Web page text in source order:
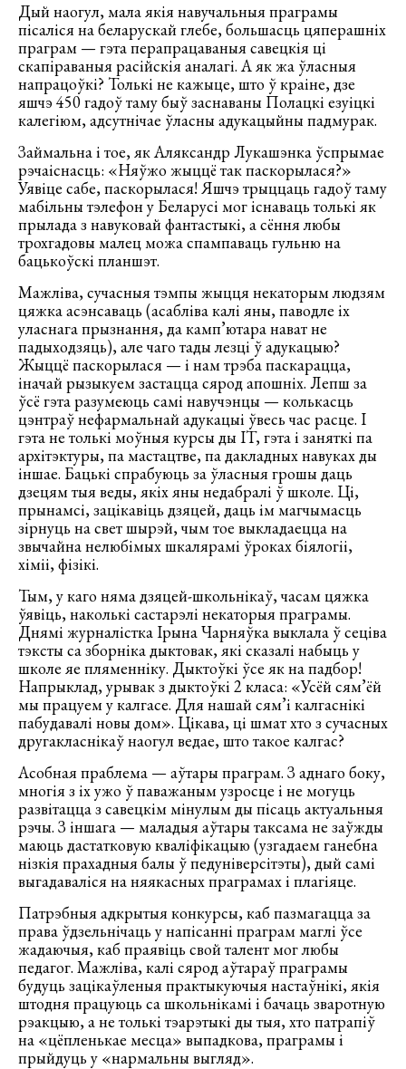
Дый наогул, мала якія навучальныя праграмы
пісаліся на беларускай глебе, большасць цяперашніх
праграм — гэта перапрацаваныя савецкія ці
скапіраваныя расійскія аналагі. А як жа ўласныя
напрацоўкі? Толькі не кажыце, што ў краіне, дзе
яшчэ 450 гадоў таму быў заснаваны Полацкі езуіцкі
калегіюм, адсутнічае ўласны адукацыйны падмурак.
Займальна і тое, як Аляксандр Лукашэнка ўспрымае
рэчаіснасць: «Няўжо жыццё так паскорылася?»
Уявіце сабе, паскорылася! Яшчэ трыццаць гадоў таму
мабільны тэлефон у Беларусі мог існаваць толькі як
прылада з навуковай фантастыкі, а сёння любы
трохгадовы малец можа спампаваць гульню на
бацькоўскі планшэт.
Мажліва, сучасныя тэмпы жыцця некаторым людзям
цяжка асэнсаваць (асабліва калі яны, паводле іх
уласнага прызнання, да камп’ютара нават не
падыходзяць), але чаго тады лезці ў адукацыю?
Жыццё паскорылася — і нам трэба паскарацца,
іначай рызыкуем застацца сярод апошніх. Лепш за
ўсё гэта разумеюць самі навучэнцы — колькасць
цэнтраў нефармальнай адукацыі ўвесь час расце. І
гэта не толькі моўныя курсы ды IT, гэта і заняткі па
архітэктуры, па мастацтве, па дакладных навуках ды
іншае. Бацькі спрабуюць за ўласныя грошы даць
дзецям тыя веды, якіх яны недабралі ў школе. Ці,
прынамсі, зацікавіць дзяцей, даць ім магчымасць
зірнуць на свет шырэй, чым тое выкладаецца на
звычайна нелюбімых шкалярамі ўроках біялогіі,
хіміі, фізікі.
Тым, у каго няма дзяцей-школьнікаў, часам цяжка
ўявіць, наколькі састарэлі некаторыя праграмы.
Днямі журналістка Ірына Чарняўка выклала ў сеціва
тэксты са зборніка дыктовак, які сказалі набыць у
школе яе пляменніку. Дыктоўкі ўсе як на падбор!
Напрыклад, урывак з дыктоўкі 2 класа: «Усёй сям’ёй
мы працуем у калгасе. Для нашай сям’і калгаснікі
пабудавалі новы дом». Цікава, ці шмат хто з сучасных
другакласнікаў наогул ведае, што такое калгас?
Асобная праблема — аўтары праграм. З аднаго боку,
многія з іх ужо ў паважаным узросце і не могуць
развітацца з савецкім мінулым ды пісаць актуальныя
рэчы. З іншага — маладыя аўтары таксама не заўжды
маюць дастатковую кваліфікацыю (узгадаем ганебна
нізкія прахадныя балы ў педуніверсітэты), дый самі
выгадаваліся на няякасных праграмах і плагіяце.
Патрэбныя адкрытыя конкурсы, каб пазмагацца за
права ўдзельнічаць у напісанні праграм маглі ўсе
жадаючыя, каб праявіць свой талент мог любы
педагог. Мажліва, калі сярод аўтараў праграмы
будуць зацікаўленыя практыкуючыя настаўнікі, якія
штодня працуюць са школьнікамі і бачаць зваротную
рэакцыю, а не толькі тэарэтыкі ды тыя, хто патрапіў
на «цёпленькае месца» выпадкова, праграмы і
прыйдуць у «нармальны выгляд».